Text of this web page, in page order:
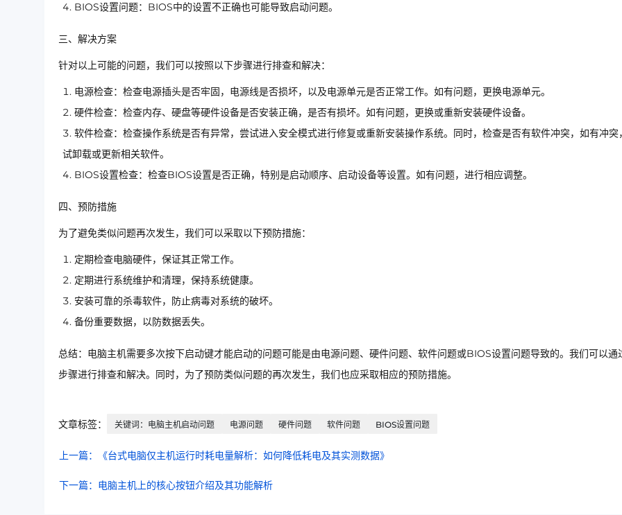
BIOS设置问题：BIOS中的设置不正确也可能导致启动问题。
三、解决方案
针对以上可能的问题，我们可以按照以下步骤进行排查和解决：
电源检查：检查电源插头是否牢固，电源线是否损坏，以及电源单元是否正常工作。如有问题，更换电源单元。
硬件检查：检查内存、硬盘等硬件设备是否安装正确，是否有损坏。如有问题，更换或重新安装硬件设备。
软件检查：检查操作系统是否有异常，尝试进入安全模式进行修复或重新安装操作系统。同时，检查是否有软件冲突，如有冲突
试卸载或更新相关软件。
BIOS设置检查：检查BIOS设置是否正确，特别是启动顺序、启动设备等设置。如有问题，进行相应调整。
四、预防措施
为了避免类似问题再次发生，我们可以采取以下预防措施：
定期检查电脑硬件，保证其正常工作。
定期进行系统维护和清理，保持系统健康。
安装可靠的杀毒软件，防止病毒对系统的破坏。
备份重要数据，以防数据丢失。
总结：电脑主机需要多次按下启动键才能启动的问题可能是由电源问题、硬件问题、软件问题或BIOS设置问题导致的。我们可以通
步骤进行排查和解决。同时，为了预防类似问题的再次发生，我们也应采取相应的预防措施。
文章标签： 关键词：电脑主机启动问题 电源问题 硬件问题 软件问题 BIOS设置问题
上一篇：《台式电脑仅主机运行时耗电量解析：如何降低耗电及其实测数据》
下一篇：电脑主机上的核心按钮介绍及其功能解析